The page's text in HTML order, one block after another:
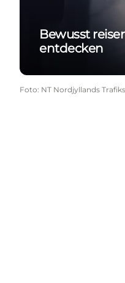
Bewusst
entdecken
Foto: NT Nordjyllands